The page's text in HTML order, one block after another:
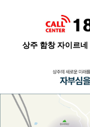
상주 함창 자이르네